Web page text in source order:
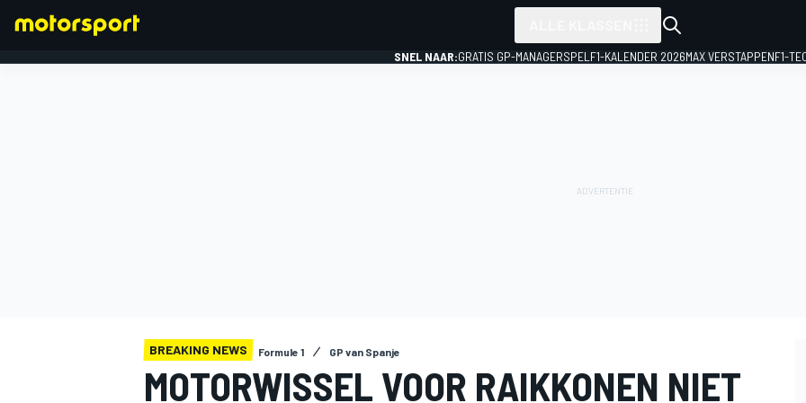
SNEL NAAR:GRATIS GP-MANAGERSPEL F1-KALENDER 2026MAX VERSTAPPENF1-
BREAKING NEWS Formule 1 GP van Spanje
MOTORWISSEL VOOR RAIKKONEN NIET